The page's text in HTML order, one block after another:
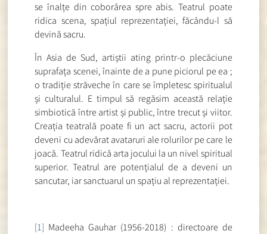
se înalțe din coborârea spre abis. Teatrul poate
ridica scena, spațiul reprezentației, făcându-l să
devină sacru.
În Asia de Sud, artiștii ating printr-o plecăciune
suprafața scenei, înainte de a pune piciorul pe ea ;
o tradiție străveche în care se împletesc spiritualul
și culturalul. E timpul să regăsim această relație
simbiotică între artist și public, între trecut și viitor.
Creația teatrală poate fi un act sacru, actorii pot
deveni cu adevărat avataruri ale rolurilor pe care le
joacă. Teatrul ridică arta jocului la un nivel spiritual
superior. Teatrul are potențialul de a deveni un
sancutar, iar sanctuarul un spațiu al reprezentației.
[1] Madeeha Gauhar (1956-2018) : directoare de